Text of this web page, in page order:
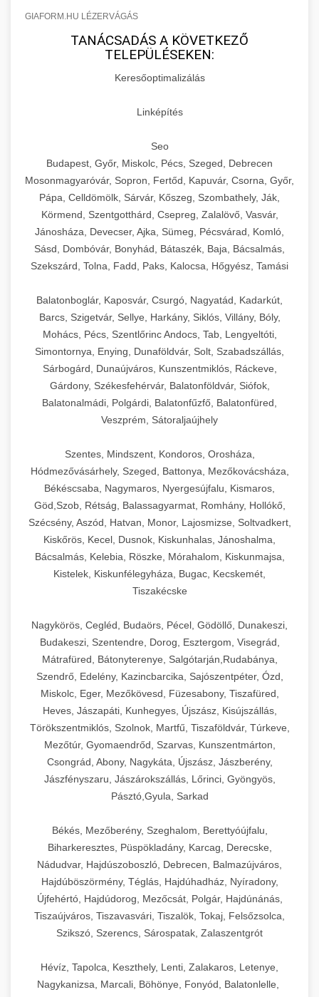
GIAFORM.HU LÉZERVÁGÁS
TANÁCSADÁS A KÖVETKEZŐ
TELEPÜLÉSEKEN:
Keresőoptimalizálás
Linképítés
Seo
Budapest, Győr, Miskolc, Pécs, Szeged, Debrecen
Mosonmagyaróvár, Sopron, Fertőd, Kapuvár, Csorna, Győr,
Pápa, Celldömölk, Sárvár, Kőszeg, Szombathely, Ják,
Körmend, Szentgotthárd, Csepreg, Zalalövő, Vasvár,
Jánosháza, Devecser, Ajka, Sümeg, Pécsvárad, Komló,
Sásd, Dombóvár, Bonyhád, Bátaszék, Baja, Bácsalmás,
Szekszárd, Tolna, Fadd, Paks, Kalocsa, Hőgyész, Tamási
Balatonboglár, Kaposvár, Csurgó, Nagyatád, Kadarkút,
Barcs, Szigetvár, Sellye, Harkány, Siklós, Villány, Bóly,
Mohács, Pécs, Szentlőrinc Andocs, Tab, Lengyeltóti,
Simontornya, Enying, Dunaföldvár, Solt, Szabadszállás,
Sárbogárd, Dunaújváros, Kunszentmiklós, Ráckeve,
Gárdony, Székesfehérvár, Balatonföldvár, Siófok,
Balatonalmádi, Polgárdi, Balatonfűzfő, Balatonfüred,
Veszprém, Sátoraljaújhely
Szentes, Mindszent, Kondoros, Orosháza,
Hódmezővásárhely, Szeged, Battonya, Mezőkovácsháza,
Békéscsaba, Nagymaros, Nyergesújfalu, Kismaros,
Göd,Szob, Rétság, Balassagyarmat, Romhány, Hollókő,
Szécsény, Aszód, Hatvan, Monor, Lajosmizse, Soltvadkert,
Kiskőrös, Kecel, Dusnok, Kiskunhalas, Jánoshalma,
Bácsalmás, Kelebia, Röszke, Mórahalom, Kiskunmajsa,
Kistelek, Kiskunfélegyháza, Bugac, Kecskemét,
Tiszakécske
Nagykörös, Cegléd, Budaörs, Pécel, Gödöllő, Dunakeszi,
Budakeszi, Szentendre, Dorog, Esztergom, Visegrád,
Mátrafüred, Bátonyterenye, Salgótarján,Rudabánya,
Szendrő, Edelény, Kazincbarcika, Sajószentpéter, Ózd,
Miskolc, Eger, Mezőkövesd, Füzesabony, Tiszafüred,
Heves, Jászapáti, Kunhegyes, Újszász, Kisújszállás,
Törökszentmiklós, Szolnok, Martfű, Tiszaföldvár, Túrkeve,
Mezőtúr, Gyomaendrőd, Szarvas, Kunszentmárton,
Csongrád, Abony, Nagykáta, Újszász, Jászberény,
Jászfényszaru, Jászárokszállás, Lőrinci, Gyöngyös,
Pásztó,Gyula, Sarkad
Békés, Mezőberény, Szeghalom, Berettyóújfalu,
Biharkeresztes, Püspökladány, Karcag, Derecske,
Nádudvar, Hajdúszoboszló, Debrecen, Balmazújváros,
Hajdúböszörmény, Téglás, Hajdúhadház, Nyíradony,
Újfehértó, Hajdúdorog, Mezőcsát, Polgár, Hajdúnánás,
Tiszaújváros, Tiszavasvári, Tiszalök, Tokaj, Felsőzsolca,
Szikszó, Szerencs, Sárospatak, Zalaszentgrót
Hévíz, Tapolca, Keszthely, Lenti, Zalakaros, Letenye,
Nagykanizsa, Marcali, Böhönye, Fonyód, Balatonlelle,